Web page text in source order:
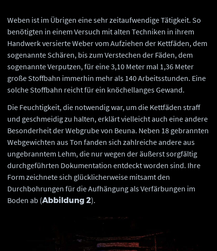
Weben ist im Übrigen eine sehr zeitaufwendige Tätigkeit. So
benötigten in einem Versuch mit alten Techniken in ihrem
Handwerk versierte Weber vom Aufziehen der Kettfäden, dem
sogenannte Schären, bis zum Verstechen der Fäden, dem
sogenannte Verputzen, für eine 3,10 Meter mal 1,36 Meter
große Stoffbahn immerhin mehr als 140 Arbeitsstunden. Eine
solche Stoffbahn reicht für ein knöchellanges Gewand.
Die Feuchtigkeit, die notwendig war, um die Kettfäden straff
und geschmeidig zu halten, erklärt vielleicht auch eine andere
Besonderheit der Webgrube von Beuna. Neben 18 gebrannten
Webgewichten aus Ton fanden sich zahlreiche andere aus
ungebranntem Lehm, die nur wegen der äußerst sorgfältig
durchgeführten Dokumentation entdeckt worden sind. Ihre
Form zeichnete sich glücklicherweise mitsamt den
Durchbohrungen für die Aufhängung als Verfärbungen im
Boden ab (Abbildung 2).